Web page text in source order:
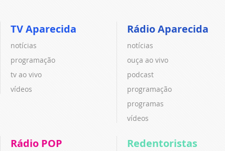
TV Aparecida
notícias
programação
tv ao vivo
vídeos
Rádio Aparecida
notícias
ouça ao vivo
podcast
programação
programas
vídeos
Rádio POP Redentoristas